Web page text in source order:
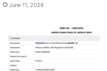
June 11, 2026